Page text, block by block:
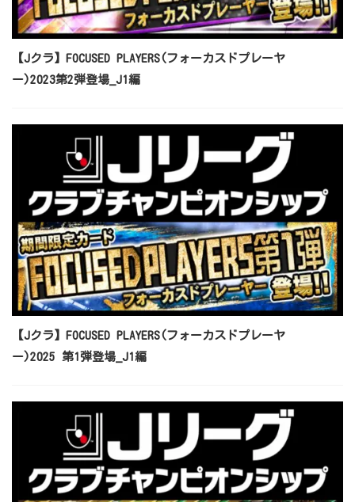
【Jクラ】FOCUSED PLAYERS(フォーカスドプレーヤ
ー)2023第2弾登場_J1編
【Jクラ】FOCUSED PLAYERS(フォーカスドプレーヤ
ー)2025 第1弾登場_J1編